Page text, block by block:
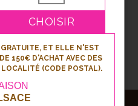
ET ELLE N'EST
150€ D'ACHAT AVEC DES
(CODE POSTAL).
CHOISIR